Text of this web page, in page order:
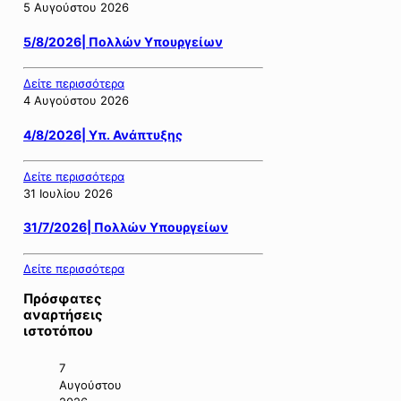
5 Αυγούστου 2026
5/8/2026| Πολλών Υπουργείων
Δείτε περισσότερα
4 Αυγούστου 2026
4/8/2026| Υπ. Ανάπτυξης
Δείτε περισσότερα
31 Ιουλίου 2026
31/7/2026| Πολλών Υπουργείων
Δείτε περισσότερα
Πρόσφατες
αναρτήσεις
ιστοτόπου
7
Αυγούστου